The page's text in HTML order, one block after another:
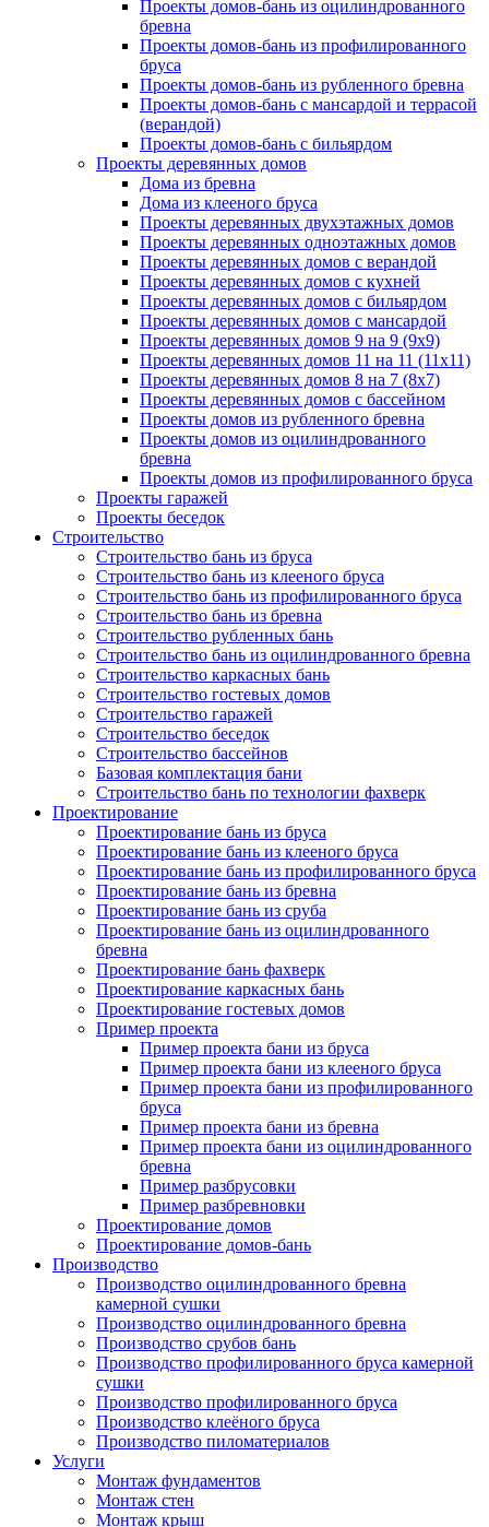
Проекты домов-бань из оцилиндрованного
бревна
Проекты домов-бань из профилированного
бруса
Проекты домов-бань из рубленного бревна
Проекты домов-бань с мансардой и террасой
(верандой)
Проекты домов-бань с бильярдом
Проекты деревянных домов
Дома из бревна
Дома из клееного бруса
Проекты деревянных двухэтажных домов
Проекты деревянных одноэтажных домов
Проекты деревянных домов с верандой
Проекты деревянных домов с кухней
Проекты деревянных домов с бильярдом
Проекты деревянных домов с мансардой
Проекты деревянных домов 9 на 9 (9x9)
Проекты деревянных домов 11 на 11 (11x11)
Проекты деревянных домов 8 на 7 (8x7)
Проекты деревянных домов с бассейном
Проекты домов из рубленного бревна
Проекты домов из оцилиндрованного
бревна
Проекты домов из профилированного бруса
Проекты гаражей
Проекты беседок
Строительство
Строительство бань из бруса
Строительство бань из клееного бруса
Строительство бань из профилированного бруса
Строительство бань из бревна
Строительство рубленных бань
Строительство бань из оцилиндрованного бревна
Строительство каркасных бань
Строительство гостевых домов
Строительство гаражей
Строительство беседок
Строительство бассейнов
Базовая комплектация бани
Строительство бань по технологии фахверк
Проектирование
Проектирование бань из бруса
Проектирование бань из клееного бруса
Проектирование бань из профилированного бруса
Проектирование бань из бревна
Проектирование бань из сруба
Проектирование бань из оцилиндрованного
бревна
Проектирование бань фахверк
Проектирование каркасных бань
Проектирование гостевых домов
Пример проекта
Пример проекта бани из бруса
Пример проекта бани из клееного бруса
Пример проекта бани из профилированного
бруса
Пример проекта бани из бревна
Пример проекта бани из оцилиндрованного
бревна
Пример разбрусовки
Пример разбревновки
Проектирование домов
Проектирование домов-бань
Производство
Производство оцилиндрованного бревна
камерной сушки
Производство оцилиндрованного бревна
Производство срубов бань
Производство профилированного бруса камерной
сушки
Производство профилированного бруса
Производство клеёного бруса
Производство пиломатериалов
Услуги
Монтаж фундаментов
Монтаж стен
Монтаж крыш